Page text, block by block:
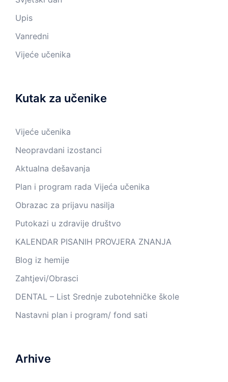
Upis
Vanredni
Vijeće učenika
Kutak za učenike
Vijeće učenika
Neopravdani izostanci
Aktualna dešavanja
Plan i program rada Vijeća učenika
Obrazac za prijavu nasilja
Putokazi u zdravije društvo
KALENDAR PISANIH PROVJERA ZNANJA
Blog iz hemije
Zahtjevi/Obrasci
DENTAL – List Srednje zubotehničke škole
Nastavni plan i program/ fond sati
Arhive